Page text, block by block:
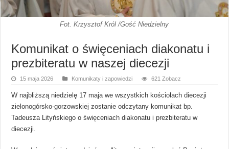
Fot. Krzysztof Król /Gość Niedzielny
Komunikat o święceniach diakonatu i
prezbiteratu w naszej diecezji
15 maja 2026 Komunikaty i zapowiedzi 621 Zobacz
W najbliższą niedzielę 17 maja we wszystkich kościołach diecezji
zielonogórsko-gorzowskiej zostanie odczytany komunikat bp.
Tadeusza Lityńskiego o święceniach diakonatu i prezbiteratu w
diecezji.